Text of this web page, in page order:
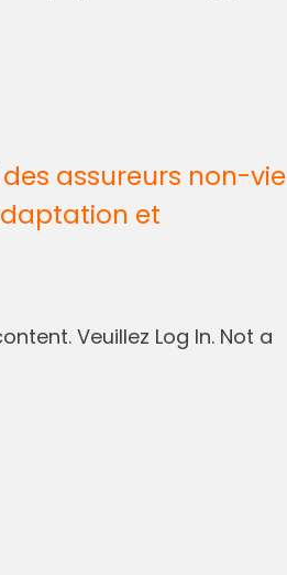
des assureurs non-vie
et
Veuillez Log In. Not a